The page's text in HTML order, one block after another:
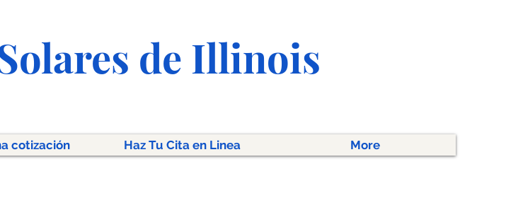
de Illinois
cotización Haz Tu Cita en Linea More